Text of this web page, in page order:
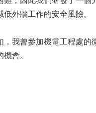
外牆工作的安全風險。
我曾參加機電工程處的
會。